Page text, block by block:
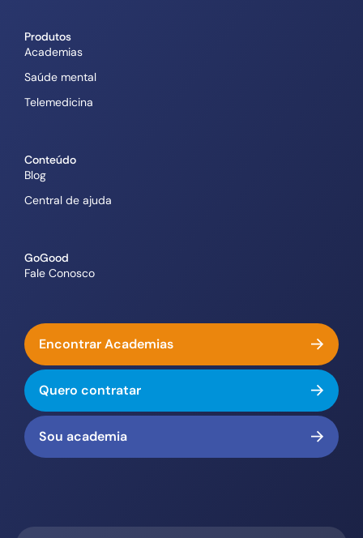
Produtos
Academias
Saúde mental
Telemedicina
Conteúdo
Blog
Central de ajuda
GoGood
Fale Conosco
Encontrar Academias
Quero contratar
Sou academia